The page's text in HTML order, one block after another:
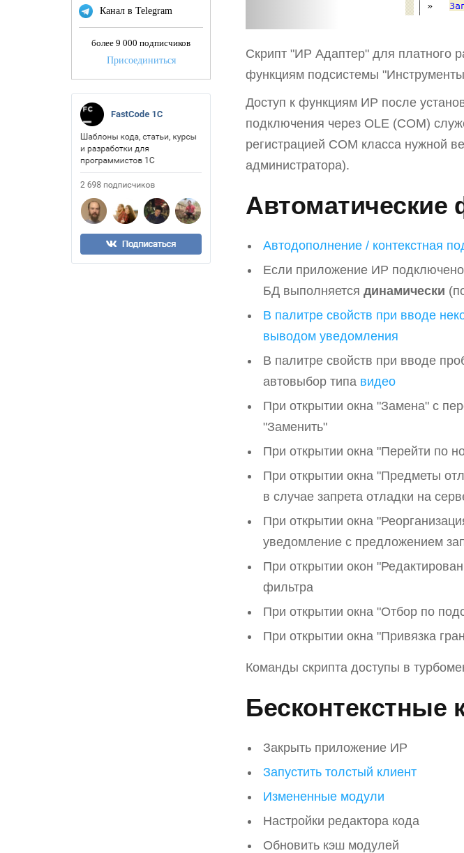
Канал в Telegram
более 9 000 подписчиков
Присоединиться
Cкрипт "ИР Адаптер" для платного
функциям подсистемы
Доступ к функциям ИР после
подключения через OLE (COM)
регистрацией COM класса нужной
администратора).
Автоматические
Автодополнение / контекстная
Если приложение ИР подключено
БД выполняется динамически
В палитре свойств при вводе
выводом уведомления
В палитре свойств при вводе
автовыбор типа видео
При открытии окна "Замена" с
"Заменить"
При открытии окна "Перейти по
При открытии окна "Предметы
в случае запрета отладки на
При открытии окна
уведомление с предложением
При открытии окон
фильтра
При открытии окна "Отбор по
При открытии окна "Привязка
Команды скрипта доступы в
Бесконтекстные
Закрыть приложение ИР
Запустить толстый клиент
Измененные модули
Настройки редактора кода
Обновить кэш модулей